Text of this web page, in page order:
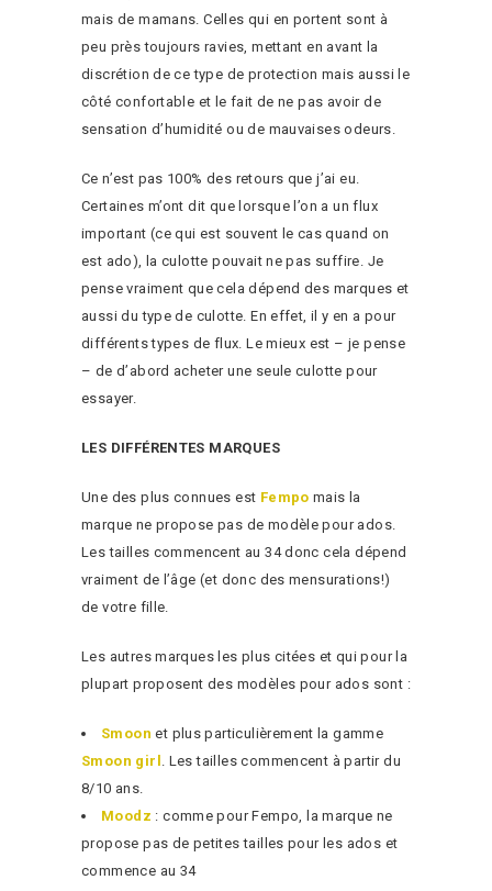
mais de mamans. Celles qui en portent sont à
peu près toujours ravies, mettant en avant la
discrétion de ce type de protection mais aussi le
côté confortable et le fait de ne pas avoir de
sensation d’humidité ou de mauvaises odeurs.
Ce n’est pas 100% des retours que j’ai eu.
Certaines m’ont dit que lorsque l’on a un flux
important (ce qui est souvent le cas quand on
est ado), la culotte pouvait ne pas suffire. Je
pense vraiment que cela dépend des marques et
aussi du type de culotte. En effet, il y en a pour
différents types de flux. Le mieux est – je pense
– de d’abord acheter une seule culotte pour
essayer.
LES DIFFÉRENTES MARQUES
Une des plus connues est Fempo mais la
marque ne propose pas de modèle pour ados.
Les tailles commencent au 34 donc cela dépend
vraiment de l’âge (et donc des mensurations!)
de votre fille.
Les autres marques les plus citées et qui pour la
plupart proposent des modèles pour ados sont :
Smoon et plus particulièrement la gamme
Smoon girl . Les tailles commencent à partir du
8/10 ans.
Moodz : comme pour Fempo, la marque ne
propose pas de petites tailles pour les ados et
commence au 34